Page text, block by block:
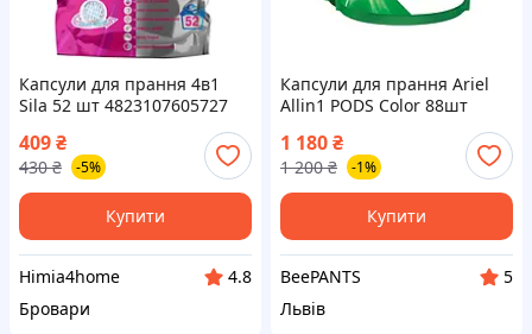
Капсули для прання 4в1
Sila 52 шт 4823107605727
409₴
430 ₴ -5%
Купити
Himia4home
4.8
Бровари
Капсули для прання Ariel
Allin1 PODS Color 88шт
1 180₴
1 200 ₴ -1%
Купити
BeePANTS
5
Львів